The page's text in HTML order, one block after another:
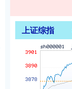
上证综指